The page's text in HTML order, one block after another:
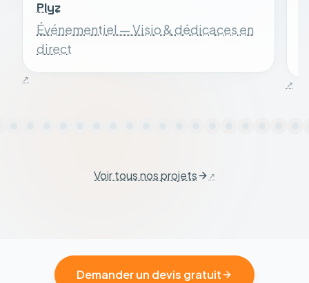
Plyz
Événementiel — Visio & dédicaces en
direct
Voir tous nos projets
Demander un devis gratuit